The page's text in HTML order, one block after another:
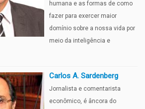
humana e as formas de como
fazer para exercer maior
domínio sobre a nossa vida por
meio da inteligência e
Carlos A. Sardenberg
Jornalista e comentarista
econômico, é âncora do